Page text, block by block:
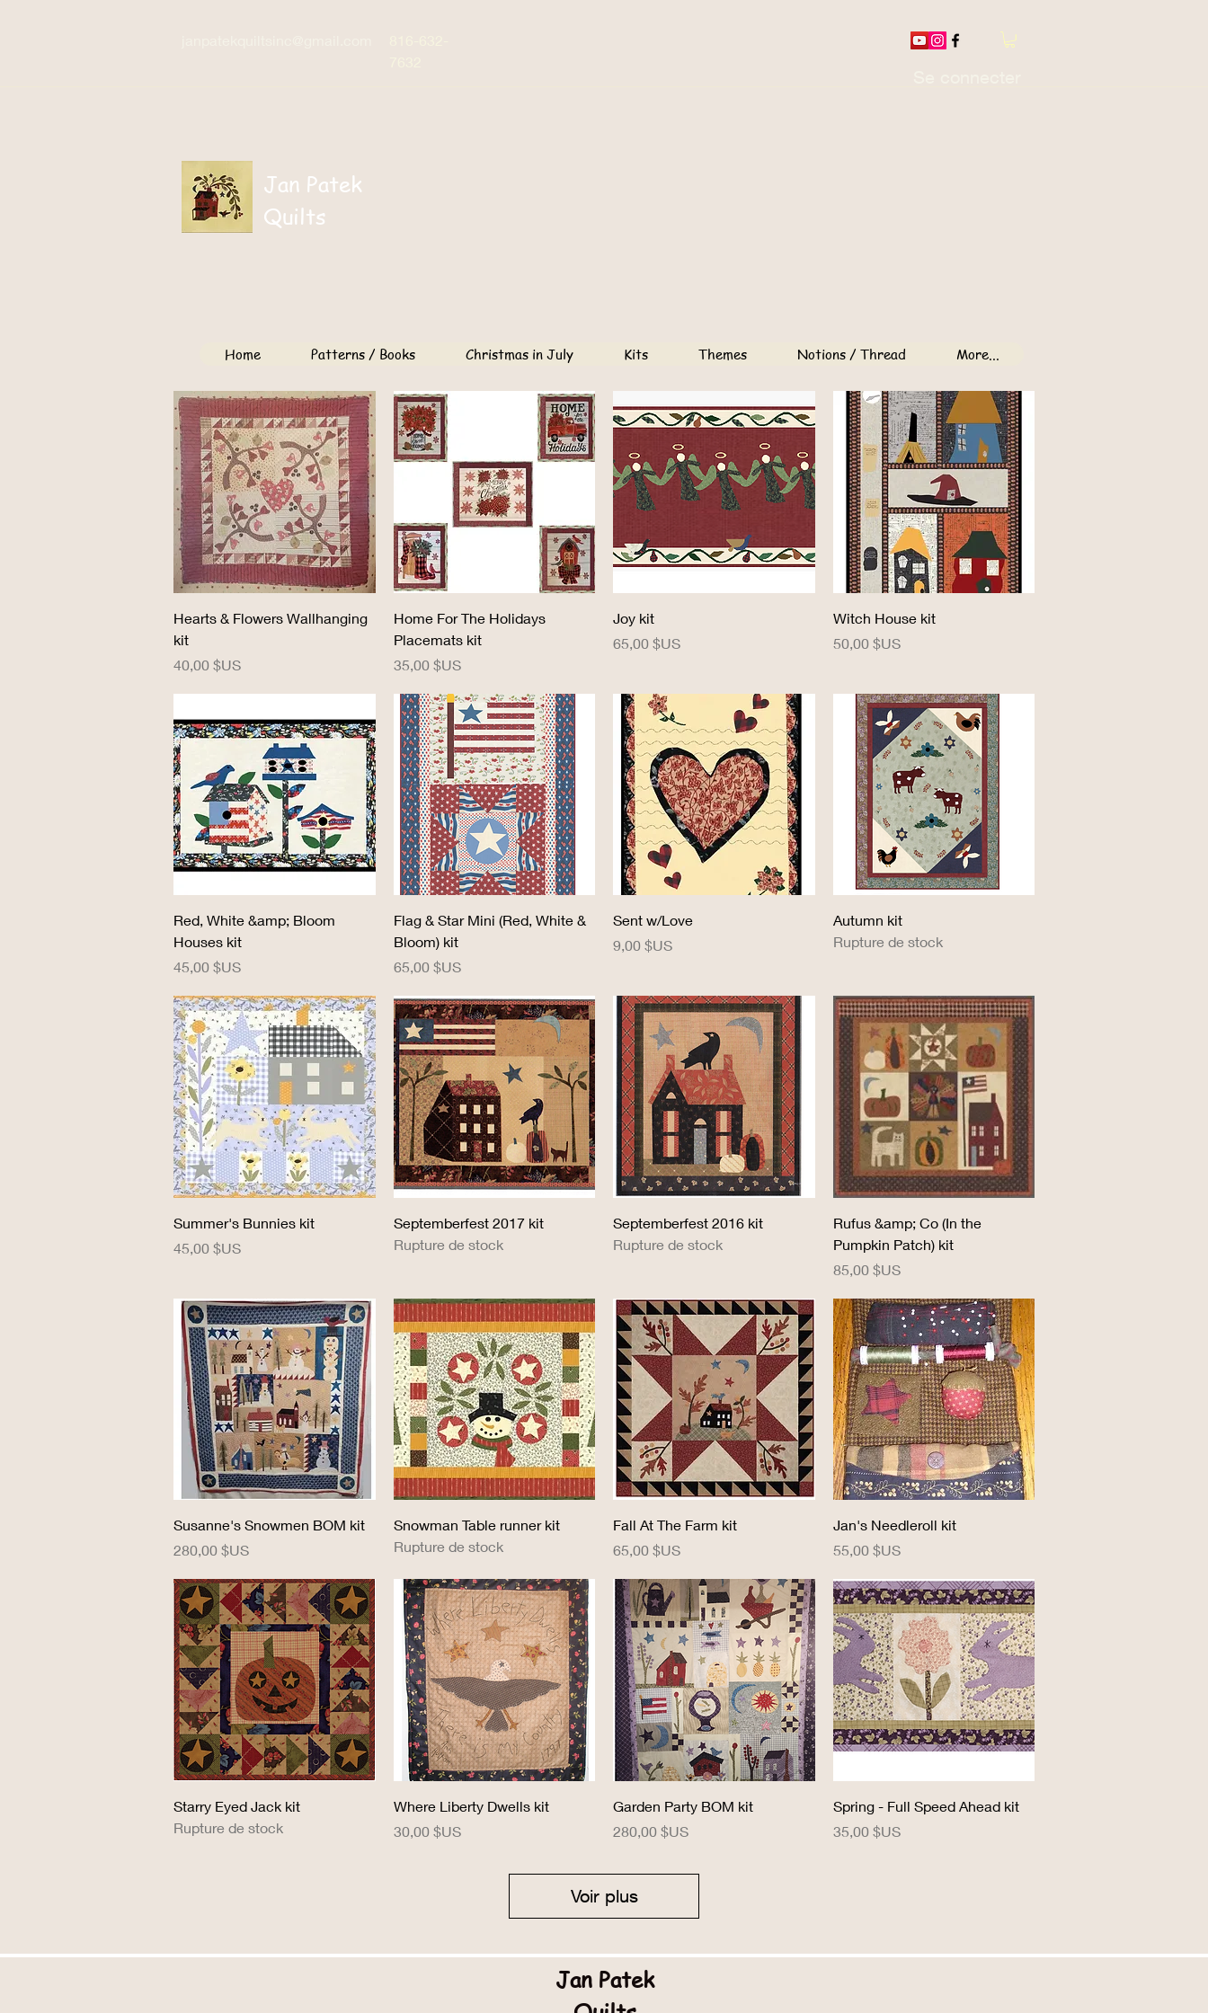
Jan Patek
Quilts
Home Patterns / Books Christmas in July Kits Themes Notions / Thread More...
Aperçu rapide
Hearts & Flowers Wallhanging
kit
Prix
40,00 $US
Aperçu rapide
Home For The Holidays
Placemats kit
Prix
35,00 $US
Joy kit
Prix
65,00 $US
Aperçu rapide
Witch House kit
Prix
50,00 $US
Aperçu rapide
Red, White &amp; Bloom
Houses kit
Prix
45,00 $US
Aperçu rapide
Flag & Star Mini (Red, White &
Bloom) kit
Prix
65,00 $US
Aperçu rapide
Sent w/Love
Prix
9,00 $US
Aperçu rapide
Autumn kit
Rupture de stock
Aperçu rapide
Summer's Bunnies kit
Prix
45,00 $US
Aperçu rapide
Septemberfest 2017 kit
Rupture de stock
Aperçu rapide
Septemberfest 2016 kit
Rupture de stock
Aperçu rapide
Rufus &amp; Co (In the
Pumpkin Patch) kit
Prix
85,00 $US
Aperçu rapide
Susanne's Snowmen BOM kit
Prix
280,00 $US
Aperçu rapide
Snowman Table runner kit
Rupture de stock
Aperçu rapide
Fall At The Farm kit
Prix
65,00 $US
Aperçu rapide
Jan's Needleroll kit
Prix
55,00 $US
Aperçu rapide
Starry Eyed Jack kit
Rupture de stock
Aperçu rapide
Where Liberty Dwells kit
Prix
30,00 $US
Aperçu rapide
Garden Party BOM kit
Prix
280,00 $US
Aperçu rapide
Spring - Full Speed Ahead kit
Prix
35,00 $US
Voir plus
Jan Patek